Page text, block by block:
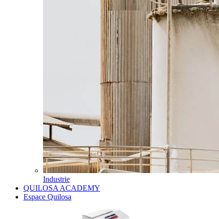
Industrie
QUILOSA ACADEMY
Espace Quilosa